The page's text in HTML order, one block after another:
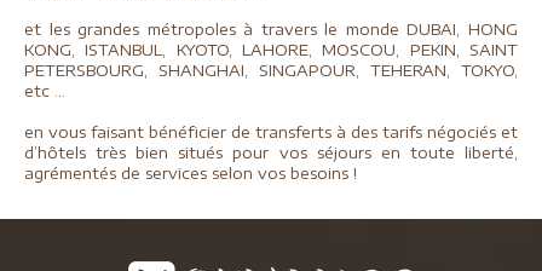
et les grandes métropoles à travers le monde DUBAI, HONG
KONG, ISTANBUL, KYOTO, LAHORE, MOSCOU, PEKIN, SAINT
PETERSBOURG, SHANGHAI, SINGAPOUR, TEHERAN, TOKYO,
etc …
en vous faisant bénéficier de transferts à des tarifs négociés et
d’hôtels très bien situés pour vos séjours en toute liberté,
agrémentés de services selon vos besoins !